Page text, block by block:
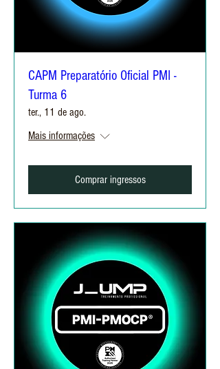
CAPM Preparatório Oficial PMI -
Turma 6
ter., 11 de ago.
Mais informações
Comprar ingressos